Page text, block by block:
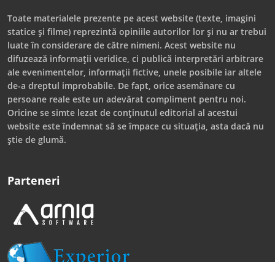
Toate materialele prezente pe acest website (texte, imagini
statice și filme) reprezintă opiniile autorilor lor și nu ar trebui
luate în considerare de către nimeni. Acest website nu
difuzează informații veridice, ci publică interpretări arbitrare
ale evenimentelor, informații fictive, unele posibile iar altele
de-a dreptul improbabile. De fapt, orice asemănare cu
persoane reale este un adevărat compliment pentru noi.
Oricine se simte lezat de conținutul editorial al acestui
website este îndemnat să se împace cu situația, asta dacă nu
știe de glumă.
Parteneri